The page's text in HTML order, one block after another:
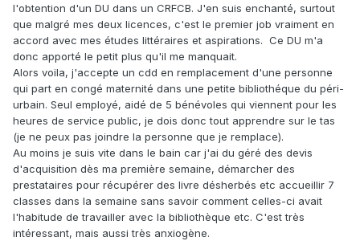
l'obtention d'un DU dans un CRFCB. J'en suis enchanté, surtout
que malgré mes deux licences, c'est le premier job vraiment en
accord avec mes études littéraires et aspirations. Ce DU m'a
donc apporté le petit plus qu'il me manquait.
Alors voila, j'accepte un cdd en remplacement d'une personne
qui part en congé maternité dans une petite bibliothéque du péri-
urbain. Seul employé, aidé de 5 bénévoles qui viennent pour les
heures de service public, je dois donc tout apprendre sur le tas
(je ne peux pas joindre la personne que je remplace).
Au moins je suis vite dans le bain car j'ai du géré des devis
d'acquisition dès ma première semaine, démarcher des
prestataires pour récupérer des livre désherbés etc accueillir 7
classes dans la semaine sans savoir comment celles-ci avait
l'habitude de travailler avec la bibliothèque etc. C'est très
intéressant, mais aussi très anxiogène.